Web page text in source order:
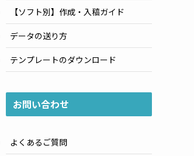
【ソフト別】作成・入稿ガイド
データの送り方
テンプレートのダウンロード
お問い合わせ
よくあるご質問